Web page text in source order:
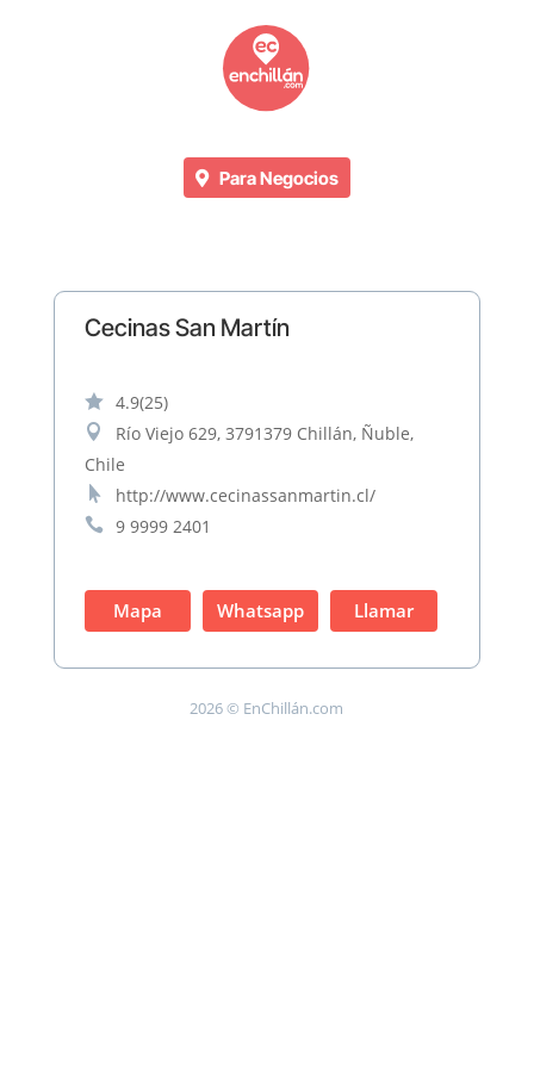
Para Negocios
Cecinas San Martín
 4.9(25)

Río Viejo 629, 3791379 Chillán, Ñuble,
Chile
 http://www.cecinassanmartin.cl/
 9 9999 2401
Mapa Whatsapp Llamar
2026 © EnChillán.com